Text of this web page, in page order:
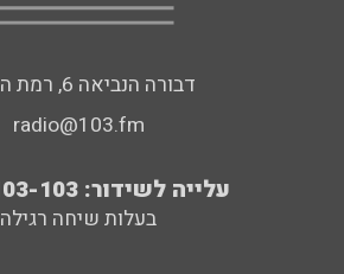
דבורה הנביאה 6, רמת השרון
radio@103.fm
עלייה לשידור: 0552-103-103
בעלות שיחה רגילה